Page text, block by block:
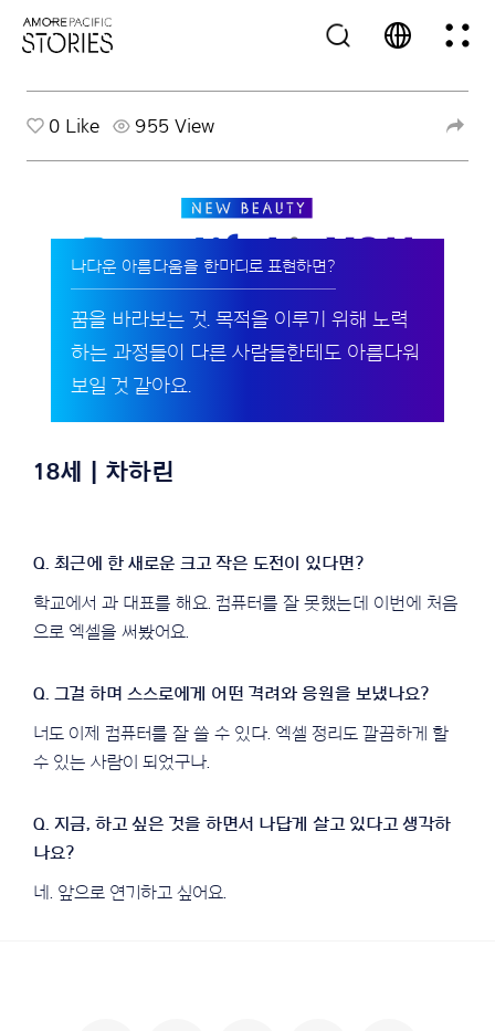
0 Like 955 View
나다운 아름다움을 한마디로 표현하면?
꿈을 바라보는 것. 목적을 이루기 위해 노력
하는 과정들이 다른 사람들한테도 아름다워
보일 것 같아요.
18세 | 차하린
학교에서 과 대표를 해요. 컴퓨터를 잘 못했는데 이번에 처음
으로 엑셀을 써봤어요.
너도 이제 컴퓨터를 잘 쓸 수 있다. 엑셀 정리도 깔끔하게 할
수 있는 사람이 되었구나.
네. 앞으로 연기하고 싶어요.